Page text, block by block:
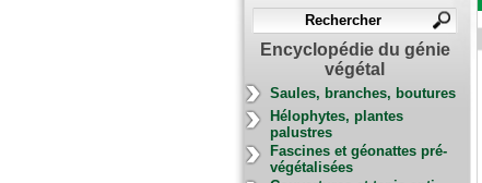
Encyclopédie du génie
végétal
Saules, branches, boutures
Hélophytes, plantes
palustres
Fascines et géonattes pré-
végétalisées